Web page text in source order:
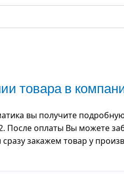
товара в
вы получите
После оплаты Вы можете
закажем товар у